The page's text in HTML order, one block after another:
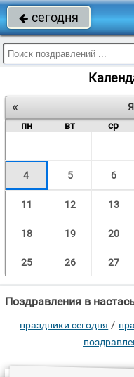
 сегодня
«
пн
вт ср
4 5 6
11 12 13
18 19 20
25 26 27
праздники сегодня /